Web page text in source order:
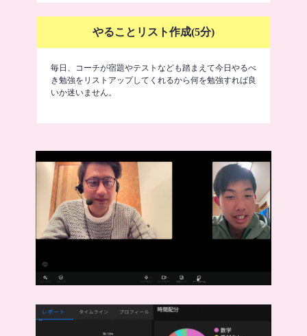
やることリスト作成(5分)
毎日、コーチが宿題やテストなども踏まえて今日やるべ
き勉強をリストアップしてくれるから何を勉強すれば良
いか迷いません。